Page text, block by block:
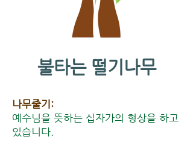
​불타는 떨기나무
나무줄기:
예수님을 뜻하는 십자가의 형상을 하고
있습니다.